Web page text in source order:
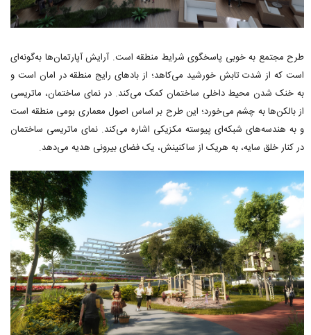
طرح مجتمع به خوبی پاسخگوی شرایط منطقه است. آرایش آپارتمان‌ها به‌گونه‌ای
است که از شدت تابش خورشید می‌کاهد؛ از بادهای رایج منطقه در امان است و
به خنک شدن محیط داخلی ساختمان کمک می‌کند. در نمای ساختمان، ماتریسی
از بالکن‌ها به چشم می‌خورد؛ این طرح بر اساس اصول معماری بومی منطقه است
و به هندسه‌های شبکه‌ای پیوسته مکزیکی اشاره می‌کند. نمای ماتریسی ساختمان
در کنار خلق سایه، به هریک از ساکنینش، یک فضای بیرونی هدیه می‌دهد.